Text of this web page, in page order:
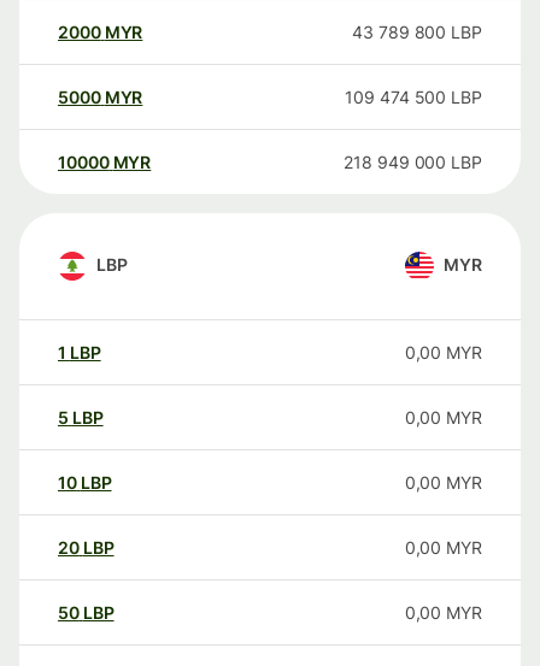
2000 MYR 43 789 800 LBP
5000 MYR 109 474 500 LBP
10000 MYR 218 949 000 LBP
LBP MYR
1 LBP 0,00 MYR
5 LBP 0,00 MYR
10 LBP 0,00 MYR
20 LBP 0,00 MYR
50 LBP 0,00 MYR